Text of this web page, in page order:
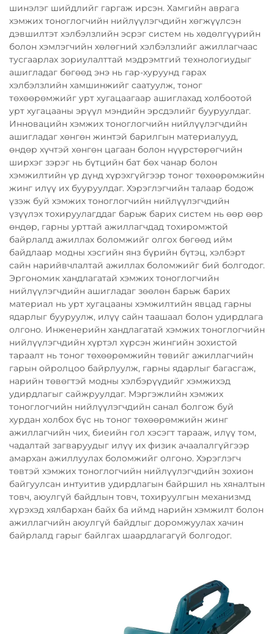
шинэлэг шийдлийг гаргаж ирсэн. Хамгийн аврага
хэмжих тоноглогчийн нийлүүлэгчдийн хөгжүүлсэн
дэвшилтэт хэлбэлзлийн эсрэг систем нь хөдөлгүүрийн
болон хэмлэгчийн хөлөгний хэлбэлзлийг ажиллагчаас
тусгаарлах зориулалттай мэдрэмтгий технологиудыг
ашигладаг бөгөөд энэ нь гар-хуруунд гарах
хэлбэлзлийн хамшинжийг саатуулж, тоног
төхөөрөмжийг урт хугацаагаар ашиглахад холбоотой
урт хугацааны эрүүл мэндийн эрсдэлийг бууруулдаг.
Инновацийн хэмжих тоноглогчийн нийлүүлэгчдийн
ашигладаг хөнгөн жинтэй барилгын материалууд,
өндөр хүчтэй хөнгөн цагаан болон нүүрстөрөгчийн
ширхэг зэрэг нь бүтцийн бат бөх чанар болон
хэмжилтийн үр дүнд хүрэхгүйгээр тоног төхөөрөмжийн
жинг илүү их бууруулдаг. Хэрэглэгчийн талаар бодож
үзэж буй хэмжих тоноглогчийн нийлүүлэгчдийн
үзүүлэх тохируулагддаг барьж барих систем нь өөр өөр
өндөр, гарны урттай ажиллагчдад тохиромжтой
байрлалд ажиллах боломжийг олгох бөгөөд ийм
байдлаар модны хэсгийн янз бүрийн бүтэц, хэлбэрт
сайн нарийвчлалтай ажиллах боломжийг бий болгодог.
Эргономик хандлагатай хэмжих тоноглогчийн
нийлүүлэгчдийн ашигладаг зөөлөн барьж барих
материал нь урт хугацааны хэмжилтийн явцад гарны
ядарлыг бууруулж, илүү сайн таашаал болон удирдлага
олгоно. Инженерийн хандлагатай хэмжих тоноглогчийн
нийлүүлэгчдийн хүртэл хүрсэн жингийн зохистой
тараалт нь тоног төхөөрөмжийн төвийг ажиллагчийн
гарын ойролцоо байрлуулж, гарны ядарлыг багасгаж,
нарийн төвөгтэй модны хэлбэрүүдийг хэмжихэд
удирдлагыг сайжруулдаг. Мэргэжлийн хэмжих
тоноглогчийн нийлүүлэгчдийн санал болгож буй
хурдан холбох бүс нь тоног төхөөрөмжийн жинг
ажиллагчийн чих, биеийн гол хэсэгт тарааж, илүү том,
чадалтай загваруудыг илүү их физик ачаалалгүйгээр
амархан ажиллуулах боломжийг олгоно. Хэрэглэгч
төвтэй хэмжих тоноглогчийн нийлүүлэгчдийн зохион
байгуулсан интуитив удирдлагын байршил нь хяналтын
товч, аюулгүй байдлын товч, тохируулгын механизмд
хүрэхэд хялбархан байх ба иймд нарийн хэмжилт болон
ажиллагчийн аюулгүй байдлыг доромжуулах хачин
байрлалд гарыг байлгах шаардлагагүй болгодог.